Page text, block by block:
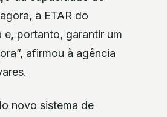
a ETAR do
portanto, garantir um
afirmou à agência
novo sistema de